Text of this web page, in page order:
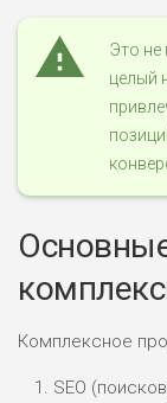
Это не
целый
Комплексное
SEO